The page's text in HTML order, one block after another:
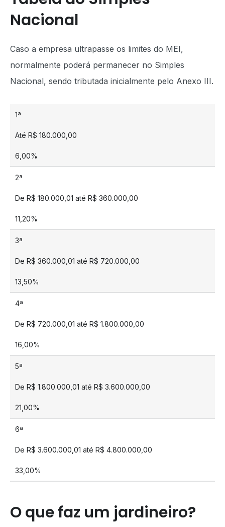
Nacional
Caso a empresa ultrapasse os limites do MEI,
normalmente poderá permanecer no Simples
Nacional, sendo tributada inicialmente pelo Anexo III.
1ª
Até R$ 180.000,00
6,00%
2ª
De R$ 180.000,01 até R$ 360.000,00
11,20%
3ª
De R$ 360.000,01 até R$ 720.000,00
13,50%
4ª
De R$ 720.000,01 até R$ 1.800.000,00
16,00%
5ª
De R$ 1.800.000,01 até R$ 3.600.000,00
21,00%
6ª
De R$ 3.600.000,01 até R$ 4.800.000,00
33,00%
O que faz um jardineiro?